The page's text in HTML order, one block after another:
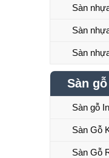
Sàn
Sàn
Sàn
Sàn
Sàn gỗ
Sàn Gỗ
Sàn Gỗ